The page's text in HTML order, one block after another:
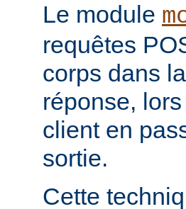
Le module
requêtes
corps dans
réponse,
client en
sortie.
Cette